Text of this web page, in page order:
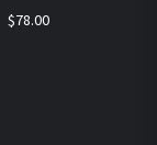
$78.00